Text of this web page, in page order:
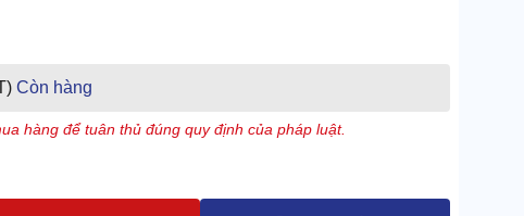
Còn hàng
hàng để tuân thủ đúng quy định của pháp luật.